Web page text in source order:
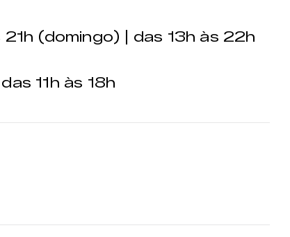
21h (domingo) | das 13h às 22h
das 11h às 18h